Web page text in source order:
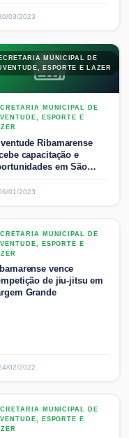
03/2023
MUNICIPAL DE
ESPORTE E LAZER
MUNICIPAL DE
ESPORTE E
Ribamarense
capacitação e
em São
01/2023
MUNICIPAL DE
ESPORTE E LAZER
MUNICIPAL DE
ESPORTE E
vence
de jiu-jitsu em
Grande
02/2022
MUNICIPAL DE
ESPORTE E LAZER
MUNICIPAL DE
ESPORTE E